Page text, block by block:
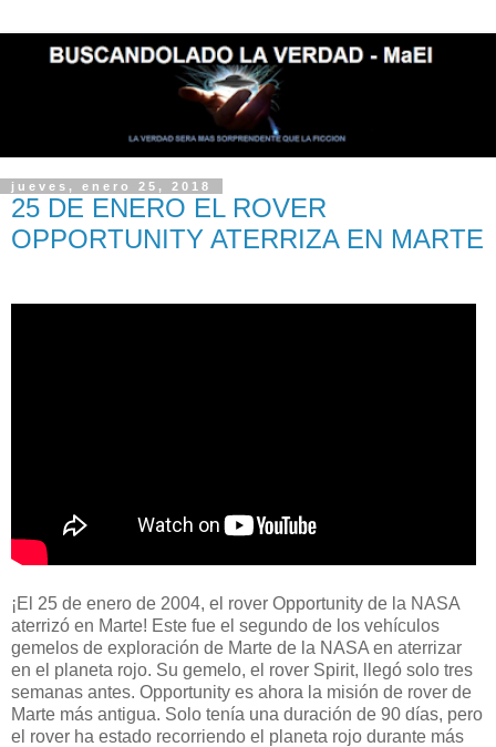
jueves, enero 25, 2018
25 DE ENERO EL ROVER
OPPORTUNITY ATERRIZA EN MARTE
¡El 25 de enero de 2004, el rover Opportunity de la NASA
aterrizó en Marte! Este fue el segundo de los vehículos
gemelos de exploración de Marte de la NASA en aterrizar
en el planeta rojo. Su gemelo, el rover Spirit, llegó solo tres
semanas antes. Opportunity es ahora la misión de rover de
Marte más antigua. Solo tenía una duración de 90 días, pero
el rover ha estado recorriendo el planeta rojo durante más